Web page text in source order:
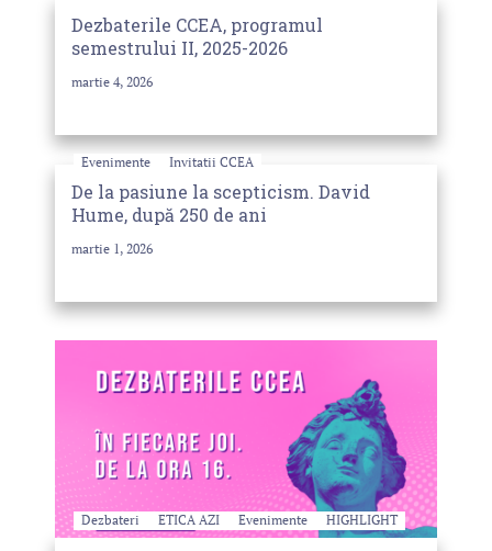
Dezbaterile CCEA, programul
semestrului II, 2025-2026
martie 4, 2026
Evenimente Invitatii CCEA
De la pasiune la scepticism. David
Hume, după 250 de ani
martie 1, 2026
Dezbateri ETICA AZI Evenimente HIGHLIGHT